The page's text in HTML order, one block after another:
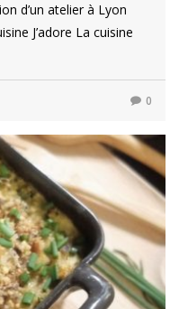
d’un atelier à Lyon
J’adore La cuisine
0